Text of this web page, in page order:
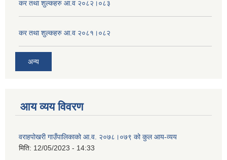
कर तथा शुल्कहरु आ.व २०८२।०८३
कर तथा शुल्कहरु आ.व २०८१।०८२
अन्य
आय व्यय विवरण
वराहपोखरी गाउँपालिकाको आ.व. २०७८।०७९ को कुल आय-व्यय
मिति: 12/05/2023 - 14:33